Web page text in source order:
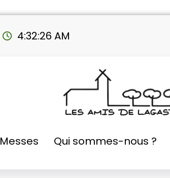
4:32:27 AM
Messes Qui sommes-nous ?